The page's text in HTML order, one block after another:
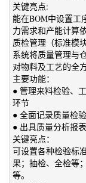
关键亮点:
能在BOM中设置工
力需求和产能计算
质检管理（标准模块
系统将质量管理与
对物料及工艺的全
主要功能：
● 管理来料检验、
环节
● 全面记录质量检
● 出具质量分析报表
关键亮点：
可设置各种检验标
果；抽检、全检等
等。